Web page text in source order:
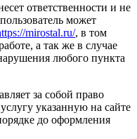
ответственности и не
может
mirostal.ru/, в том
а так же в случае
любого пункта
за собой право
указанную на сайте
до оформления